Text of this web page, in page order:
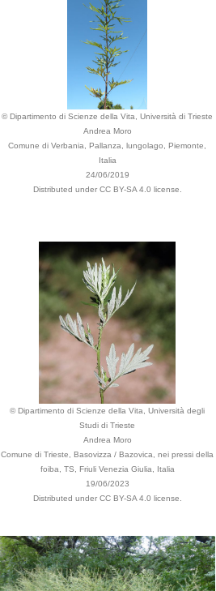
© Dipartimento di Scienze della Vita, Università di Trieste
Andrea Moro
Comune di Verbania, Pallanza, lungolago, Piemonte,
Italia
24/06/2019
Distributed under CC BY-SA 4.0 license.
© Dipartimento di Scienze della Vita, Università degli
Studi di Trieste
Andrea Moro
Comune di Trieste, Basovizza / Bazovica, nei pressi della
foiba, TS, Friuli Venezia Giulia, Italia
19/06/2023
Distributed under CC BY-SA 4.0 license.